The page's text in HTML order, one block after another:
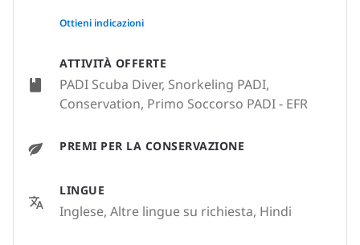
ATTIVITÀ OFFERTE
PADI Scuba Diver, Snorkeling PADI,
Conservation, Primo Soccorso PADI - EFR
PREMI PER LA CONSERVAZIONE
LINGUE
Inglese, Altre lingue su richiesta, Hindi
None
Ottieni indicazioni